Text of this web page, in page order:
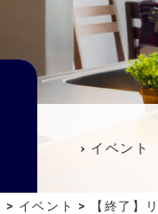
イベント
> イベント > 【終了】